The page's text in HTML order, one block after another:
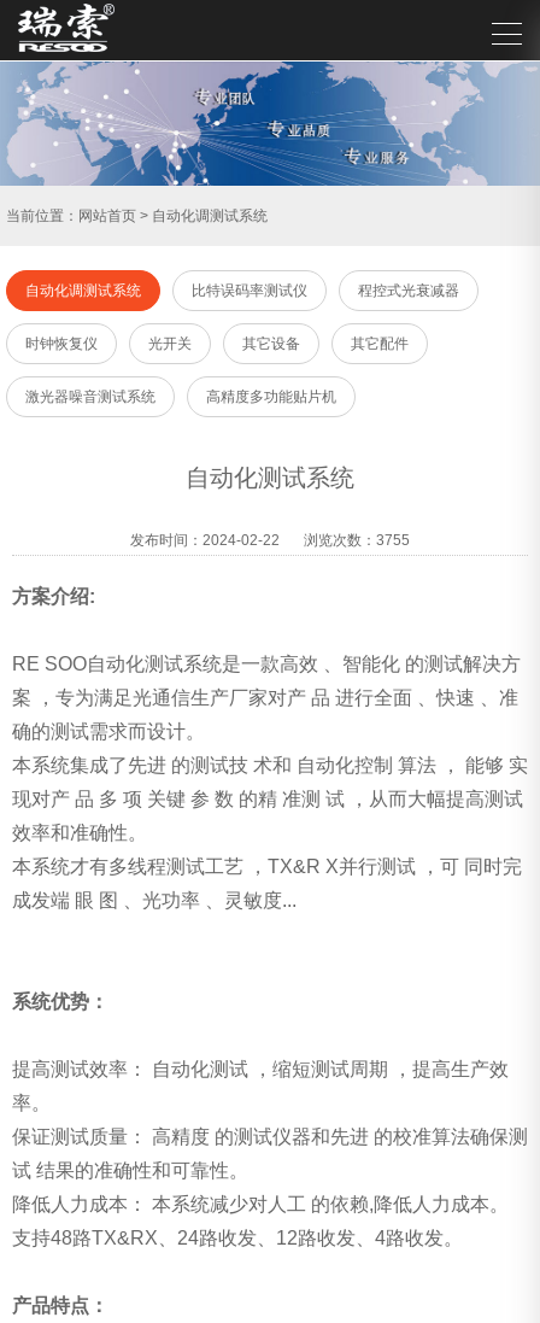
当前位置： 网站首页 > 自动化调测试系统
自动化调测试系统 比特误码率测试仪 程控式光衰减器
时钟恢复仪 光开关 其它设备 其它配件
激光器噪音测试系统 高精度多功能贴片机
自动化测试系统
发布时间：2024-02-22 浏览次数：3755
方案介绍:
RE SOO自动化测试系统是一款高效 、智能化 的测试解决方
案 ，专为满足光通信生产厂家对产 品 进行全面 、快速 、准
确的测试需求而设计。
本系统集成了先进 的测试技 术和 自动化控制 算法 ， 能够 实
现对产 品 多 项 关键 参 数 的精 准测 试 ，从而大幅提高测试
效率和准确性。
本系统才有多线程测试工艺 ，TX&R X并行测试 ，可 同时完
成发端 眼 图 、光功率 、灵敏度...
系统优势：
提高测试效率： 自动化测试 ，缩短测试周期 ，提高生产效
率。
保证测试质量： 高精度 的测试仪器和先进 的校准算法确保测
试 结果的准确性和可靠性。
降低人力成本： 本系统减少对人工 的依赖,降低人力成本。
支持48路TX&RX、24路收发、12路收发、4路收发。
产品特点：